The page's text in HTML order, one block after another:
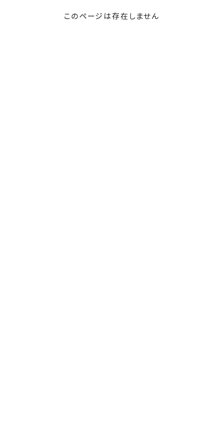
このページは存在しません